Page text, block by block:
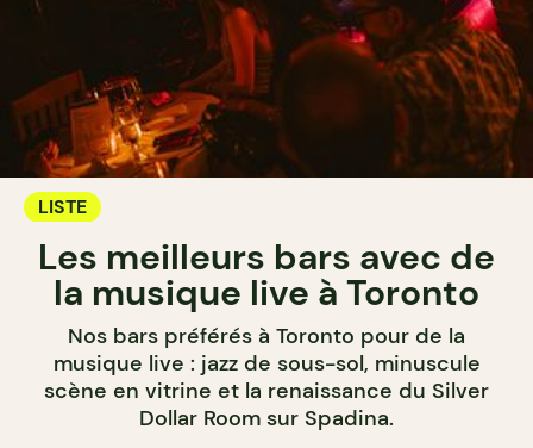
LISTE
Les meilleurs bars avec de
la musique live à Toronto
Nos bars préférés à Toronto pour de la
musique live : jazz de sous-sol, minuscule
scène en vitrine et la renaissance du Silver
Dollar Room sur Spadina.